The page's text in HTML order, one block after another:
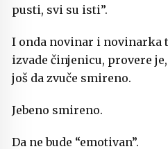
pusti, svi su isti”.
I onda novinar i novinarka
izvade činjenicu, provere
još da zvuče smireno.
Jebeno smireno.
Da ne bude “emotivan”.